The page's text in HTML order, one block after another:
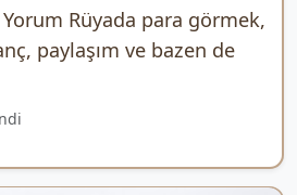
Rüyada para görmek,
paylaşım ve bazen de